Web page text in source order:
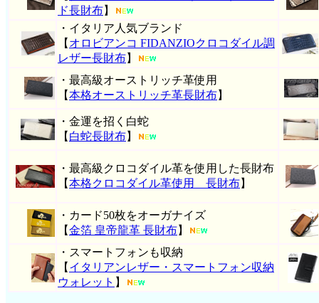
ド長財布】
・イタリア人気ブランド
【 オロビアンコ FIDANZIOクロコダイル調
レザー長財布】
・最高級オーストリッチ革使用
【本格オーストリッチ革長財布】
・金運を招く白蛇
【 白蛇長財布】
・最高級クロコダイル革を使用した長財布
【本格クロコダイル革使用 長財布】
・カード50枚をオーガナイズ
【金箔 皇帝龍革 長財布】
・スマートフォンも収納
【 イタリアンレザー・スマートフォン収納
ウォレット 】